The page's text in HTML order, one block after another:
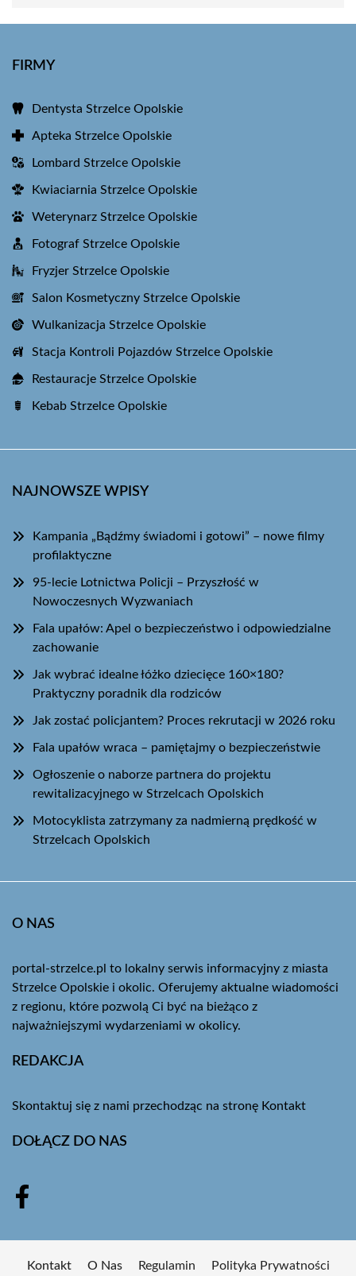
FIRMY
Dentysta Strzelce Opolskie
Apteka Strzelce Opolskie
Lombard Strzelce Opolskie
Kwiaciarnia Strzelce Opolskie
Weterynarz Strzelce Opolskie
Fotograf Strzelce Opolskie
Fryzjer Strzelce Opolskie
Salon Kosmetyczny Strzelce Opolskie
Wulkanizacja Strzelce Opolskie
Stacja Kontroli Pojazdów Strzelce Opolskie
Restauracje Strzelce Opolskie
Kebab Strzelce Opolskie
NAJNOWSZE WPISY
Kampania „Bądźmy świadomi i gotowi” – nowe filmy
profilaktyczne
95-lecie Lotnictwa Policji – Przyszłość w
Nowoczesnych Wyzwaniach
Fala upałów: Apel o bezpieczeństwo i odpowiedzialne
zachowanie
Jak wybrać idealne łóżko dziecięce 160×180?
Praktyczny poradnik dla rodziców
Jak zostać policjantem? Proces rekrutacji w 2026 roku
Fala upałów wraca – pamiętajmy o bezpieczeństwie
Ogłoszenie o naborze partnera do projektu
rewitalizacyjnego w Strzelcach Opolskich
Motocyklista zatrzymany za nadmierną prędkość w
Strzelcach Opolskich
O NAS
portal-strzelce.pl to lokalny serwis informacyjny z miasta
Strzelce Opolskie i okolic. Oferujemy aktualne wiadomości
z regionu, które pozwolą Ci być na bieżąco z
najważniejszymi wydarzeniami w okolicy.
REDAKCJA
Skontaktuj się z nami przechodząc na stronę Kontakt
DOŁĄCZ DO NAS
Kontakt O Nas Regulamin Polityka Prywatności